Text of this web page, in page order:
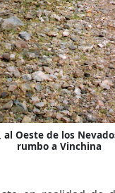
Inca de doble
Famatina, año